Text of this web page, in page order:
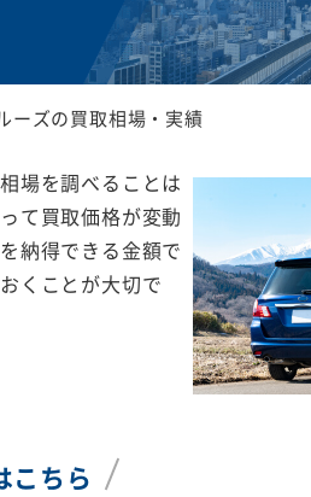
ーズの買取相場・実績
場を調べることは
て買取価格が変動
納得できる金額で
くことが大切で
こちら